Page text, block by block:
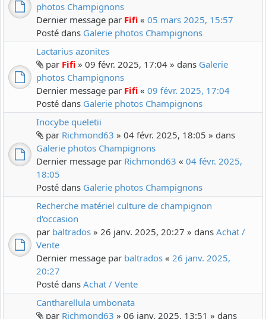
photos Champignons
Dernier message par Fifi « 05 mars 2025, 15:57
Posté dans Galerie photos Champignons
Lactarius azonites
par Fifi » 09 févr. 2025, 17:04 » dans Galerie
photos Champignons
Dernier message par Fifi « 09 févr. 2025, 17:04
Posté dans Galerie photos Champignons
Inocybe queletii
par Richmond63 » 04 févr. 2025, 18:05 » dans
Galerie photos Champignons
Dernier message par Richmond63 « 04 févr. 2025,
18:05
Posté dans Galerie photos Champignons
Recherche matériel culture de champignon
d'occasion
par baltrados » 26 janv. 2025, 20:27 » dans Achat /
Vente
Dernier message par baltrados « 26 janv. 2025,
20:27
Posté dans Achat / Vente
Cantharellula umbonata
par Richmond63 » 06 janv. 2025, 13:51 » dans